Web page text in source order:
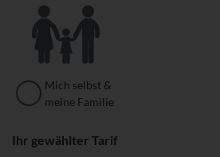
Mich selbst &
meine Familie
Ihr gewählter Tarif